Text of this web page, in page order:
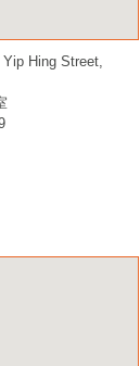
Yip Hing Street,